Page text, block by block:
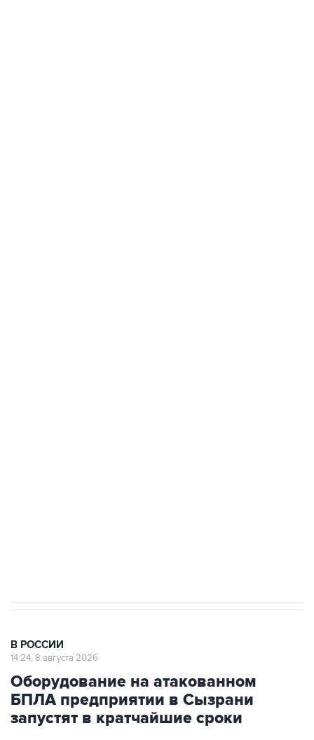
В РОССИИ
14:24, 8 августа 2026
Оборудование на атакованном
БПЛА предприятии в Сызрани
запустят в кратчайшие сроки